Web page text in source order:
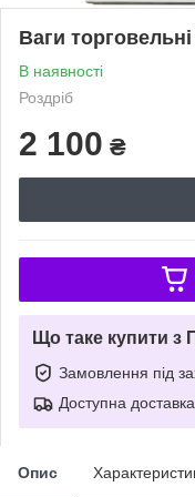
Ваги
В наявності
Роздріб
2 100 ₴
Що таке купити з
Замовлення під
Доступна доставка
Опис